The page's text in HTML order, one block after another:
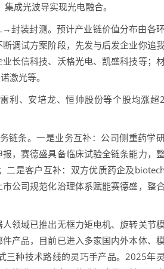
成光波导实现光电融合。
装封测。预计产业链价值分布由各
调试方案阶段，先发与后发企业你追
长信科技、沃格光电、凯盛科技等；
激光等。
、安培龙、恒帅股份等个股均涨超2
条。一是业务互补：公司侧重药学
，赛德盛具备临床试验全链条能力，
二是客户互补：双方优质药企及biotech
公司规范化治理体系赋能赛德盛，整
领域已推出无框力矩电机、旋转关节
产品，目前已进入多家国内外本体、
三种技术路线的灵巧手产品。2025年灵